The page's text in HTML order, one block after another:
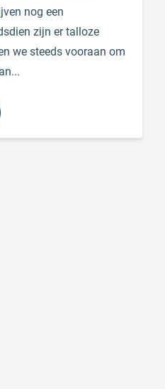
nog een
zijn er talloze
we steeds vooraan om